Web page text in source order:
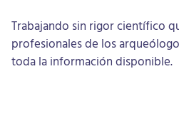
Trabajando sin rigor científico
profesionales de los
toda la información disponible.